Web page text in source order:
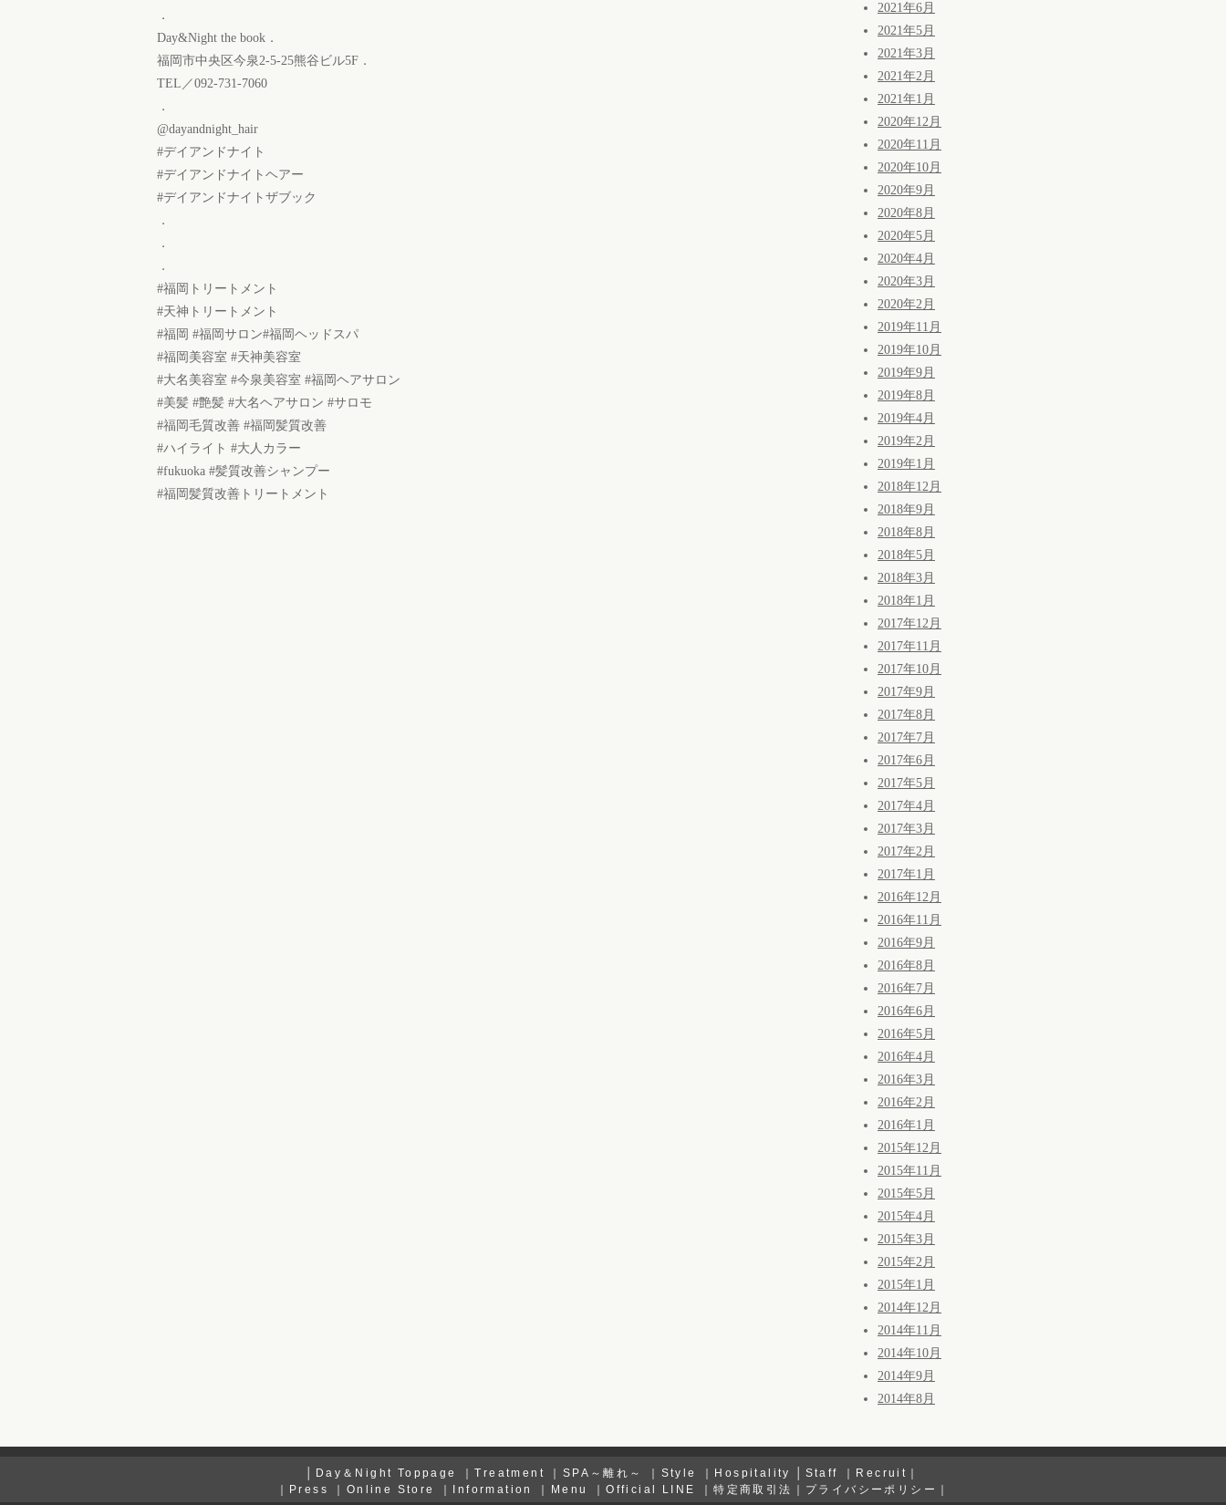
．
Day&Night the book．
福岡市中央区今泉2-5-25熊谷ビル5F．
TEL／092-731-7060
．
@dayandnight_hair
#デイアンドナイト
#デイアンドナイトヘアー
#デイアンドナイトザブック
．
．
．
#福岡トリートメント
#天神トリートメント
#福岡 #福岡サロン#福岡ヘッドスパ
#福岡美容室 #天神美容室
#大名美容室 #今泉美容室 #福岡ヘアサロン
#美髪 #艶髪 #大名ヘアサロン #サロモ
#福岡毛質改善 #福岡髪質改善
#ハイライト #大人カラー
#fukuoka #髪質改善シャンプー
#福岡髪質改善トリートメント
2021年6月
2021年5月
2021年3月
2021年2月
2021年1月
2020年12月
2020年11月
2020年10月
2020年9月
2020年8月
2020年5月
2020年4月
2020年3月
2020年2月
2019年11月
2019年10月
2019年9月
2019年8月
2019年4月
2019年2月
2019年1月
2018年12月
2018年9月
2018年8月
2018年5月
2018年3月
2018年1月
2017年12月
2017年11月
2017年10月
2017年9月
2017年8月
2017年7月
2017年6月
2017年5月
2017年4月
2017年3月
2017年2月
2017年1月
2016年12月
2016年11月
2016年9月
2016年8月
2016年7月
2016年6月
2016年5月
2016年4月
2016年3月
2016年2月
2016年1月
2015年12月
2015年11月
2015年5月
2015年4月
2015年3月
2015年2月
2015年1月
2014年12月
2014年11月
2014年10月
2014年9月
2014年8月
Day＆Night Toppage ｜Treatment SPA～離れ～ Style Hospitality Staff Recruit
Press Online Store Information Menu ｜Official LINE ｜特定商取引法 プライバシーポリシー